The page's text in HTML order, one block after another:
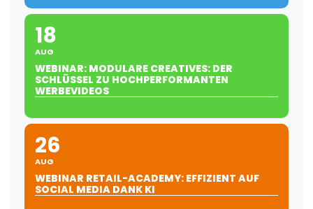
18
AUG
WEBINAR: MODULARE CREATIVES: DER
SCHLÜSSEL ZU HOCHPERFORMANTEN
WERBEVIDEOS
26
AUG
WEBINAR RETAIL-ACADEMY: EFFIZIENT AUF
SOCIAL MEDIA DANK KI